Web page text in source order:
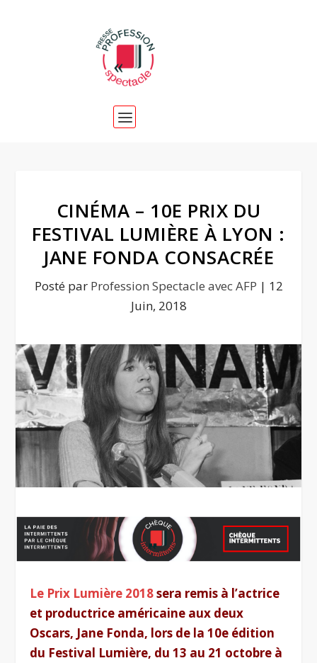
CINÉMA – 10E PRIX DU
FESTIVAL LUMIÈRE À LYON :
JANE FONDA CONSACRÉE
Posté par Profession Spectacle avec AFP | 12
Juin, 2018
Le Prix Lumière 2018sera remis à l’actrice
et productrice américaine aux deux
Oscars, Jane Fonda, lors de la 10e édition
du Festival Lumière, du 13 au 21 octobre à